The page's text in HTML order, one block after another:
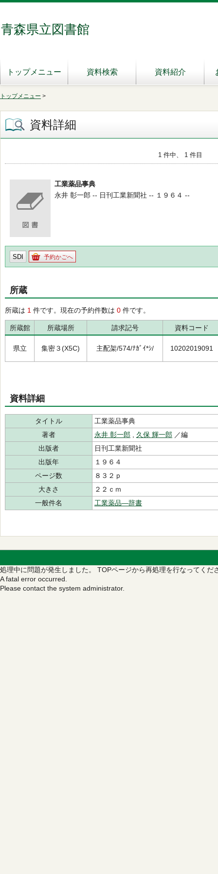
青森県立図書館
トップメニュー 資料検索 資料紹介
トップメニュー >
資料詳細
1 件中、 1 件目
工業薬品事典
永井 彰一郎 -- 日刊工業新聞社 -- １９６４ --
SDI 予約かごへ
所蔵
所蔵は 1 件です。現在の予約件数は 0 件です。
所蔵館 所蔵場所 請求記号 資料コード
県立 集密３(X5C) 主配架/574/ﾅｶﾞｲ*ｼ/ 10202019091
資料詳細
タイトル
工業薬品事典
著者
永井 彰一郎 久保 輝一郎 ／編
出版者
日刊工業新聞社
出版年
１９６４
ページ数
８３２ｐ
大きさ
２２ｃｍ
一般件名
工業薬品―辞書
処理中に問題が発生しました。 TOPページから再処理を行なってくだ
A fatal error occurred.
Please contact the system administrator.